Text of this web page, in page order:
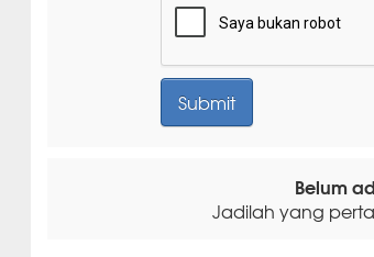
Belum
Jadilah yang